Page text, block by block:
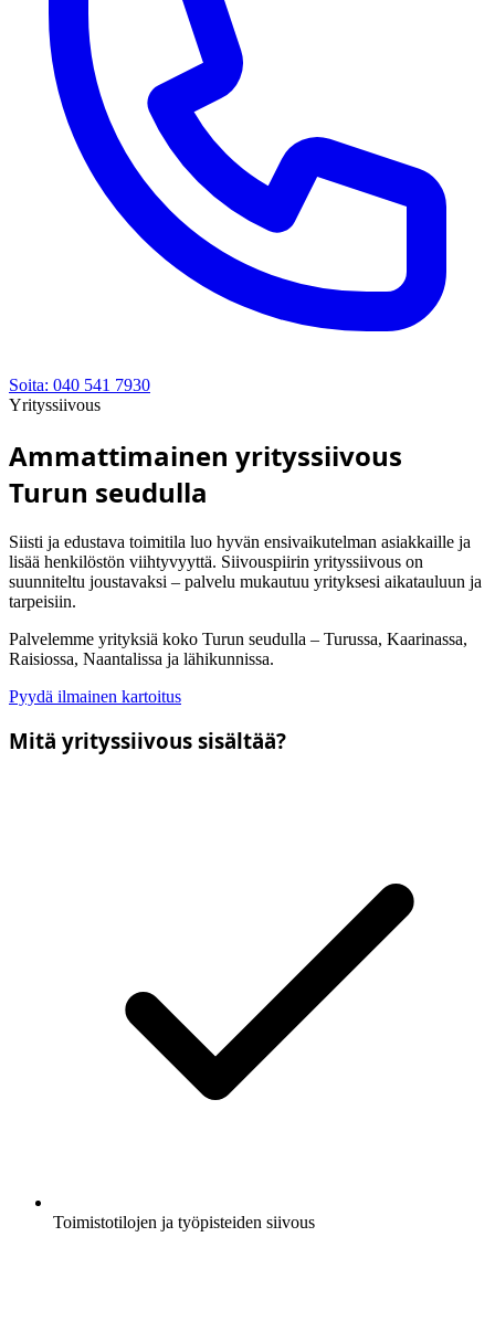
Soita: 040 541 7930
Yrityssiivous
Ammattimainen yrityssiivous
Turun seudulla
Siisti ja edustava toimitila luo hyvän ensivaikutelman asiakkaille ja
lisää henkilöstön viihtyvyyttä. Siivouspiirin yrityssiivous on
suunniteltu joustavaksi – palvelu mukautuu yrityksesi aikatauluun ja
tarpeisiin.
Palvelemme yrityksiä koko Turun seudulla – Turussa, Kaarinassa,
Raisiossa, Naantalissa ja lähikunnissa.
Pyydä ilmainen kartoitus
Mitä yrityssiivous sisältää?
Toimistotilojen ja työpisteiden siivous